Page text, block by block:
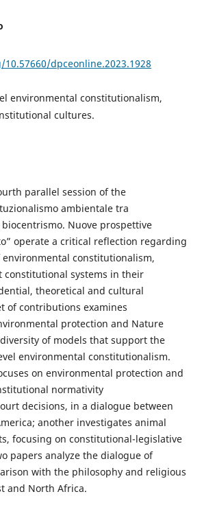
dpceonline.2023.1928
environmental constitutionalism,
cultures.
parallel session of the
ambientale tra
Nuove prospettive
operate a critical reflection regarding
constitutionalism,
systems in their
theoretical and cultural
of contributions examines
protection and Nature
of models that support the
environmental constitutionalism.
on environmental protection and
normativity
decisions, in a dialogue between
another investigates animal
focusing on constitutional-legislative
papers analyze the dialogue of
with the philosophy and religious
and North Africa.